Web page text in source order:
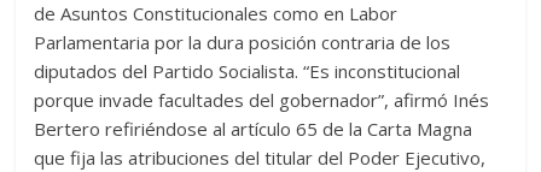
de Asuntos Constitucionales como en Labor
Parlamentaria por la dura posición contraria de los
diputados del Partido Socialista. “Es inconstitucional
porque invade facultades del gobernador”, afirmó Inés
Bertero refiriéndose al artículo 65 de la Carta Magna
que fija las atribuciones del titular del Poder Ejecutivo,